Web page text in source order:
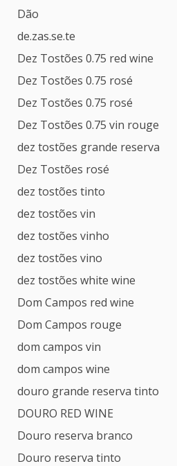
Dão
de.zas.se.te
Dez Tostões 0.75 red wine
Dez Tostões 0.75 rosé
Dez Tostões 0.75 rosé
Dez Tostões 0.75 vin rouge
dez tostões grande reserva
Dez Tostões rosé
dez tostões tinto
dez tostões vin
dez tostões vinho
dez tostões vino
dez tostões white wine
Dom Campos red wine
Dom Campos rouge
dom campos vin
dom campos wine
douro grande reserva tinto
DOURO RED WINE
Douro reserva branco
Douro reserva tinto